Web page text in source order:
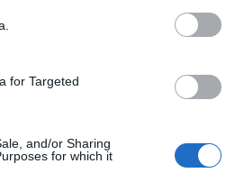
for Targeted
and/or Sharing
for which it